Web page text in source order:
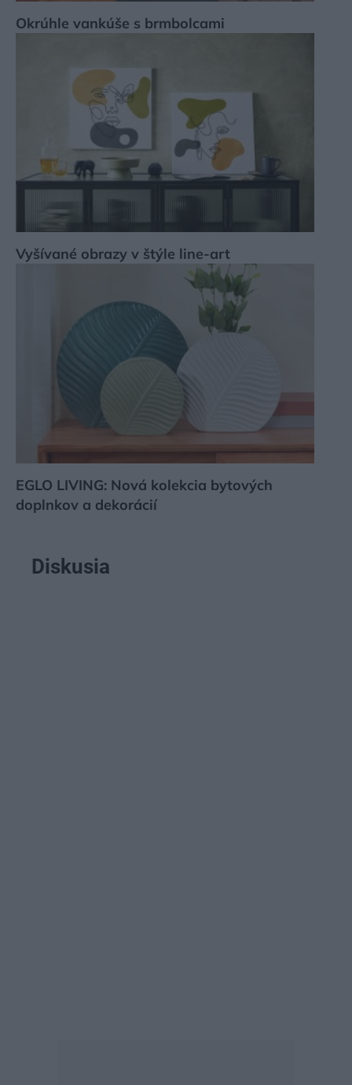
Okrúhle vankúše s brmbolcami
Vyšívané obrazy v štýle line-art
EGLO LIVING: Nová kolekcia bytových
doplnkov a dekorácií
Diskusia